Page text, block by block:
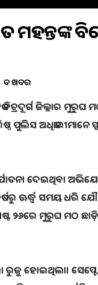
ବଡ ଖବର
ଚିତ୍ରଦୂର୍ଗ ଜିଲ୍ଲାର
ଅଧିକାରୀମାନେ
ଦେଇଥିବା
ଊର୍ଦ୍ଧ୍ବ ସମୟ ଧରି
୨୬ରେ ମୁରୁଘ ମଠ
ରୁଜୁ ହୋଇଥିଲା।